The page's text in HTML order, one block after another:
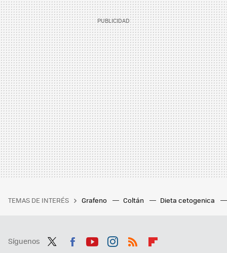
TEMAS DE INTERÉS Grafeno Coltán Dieta cetogenica
Síguenos